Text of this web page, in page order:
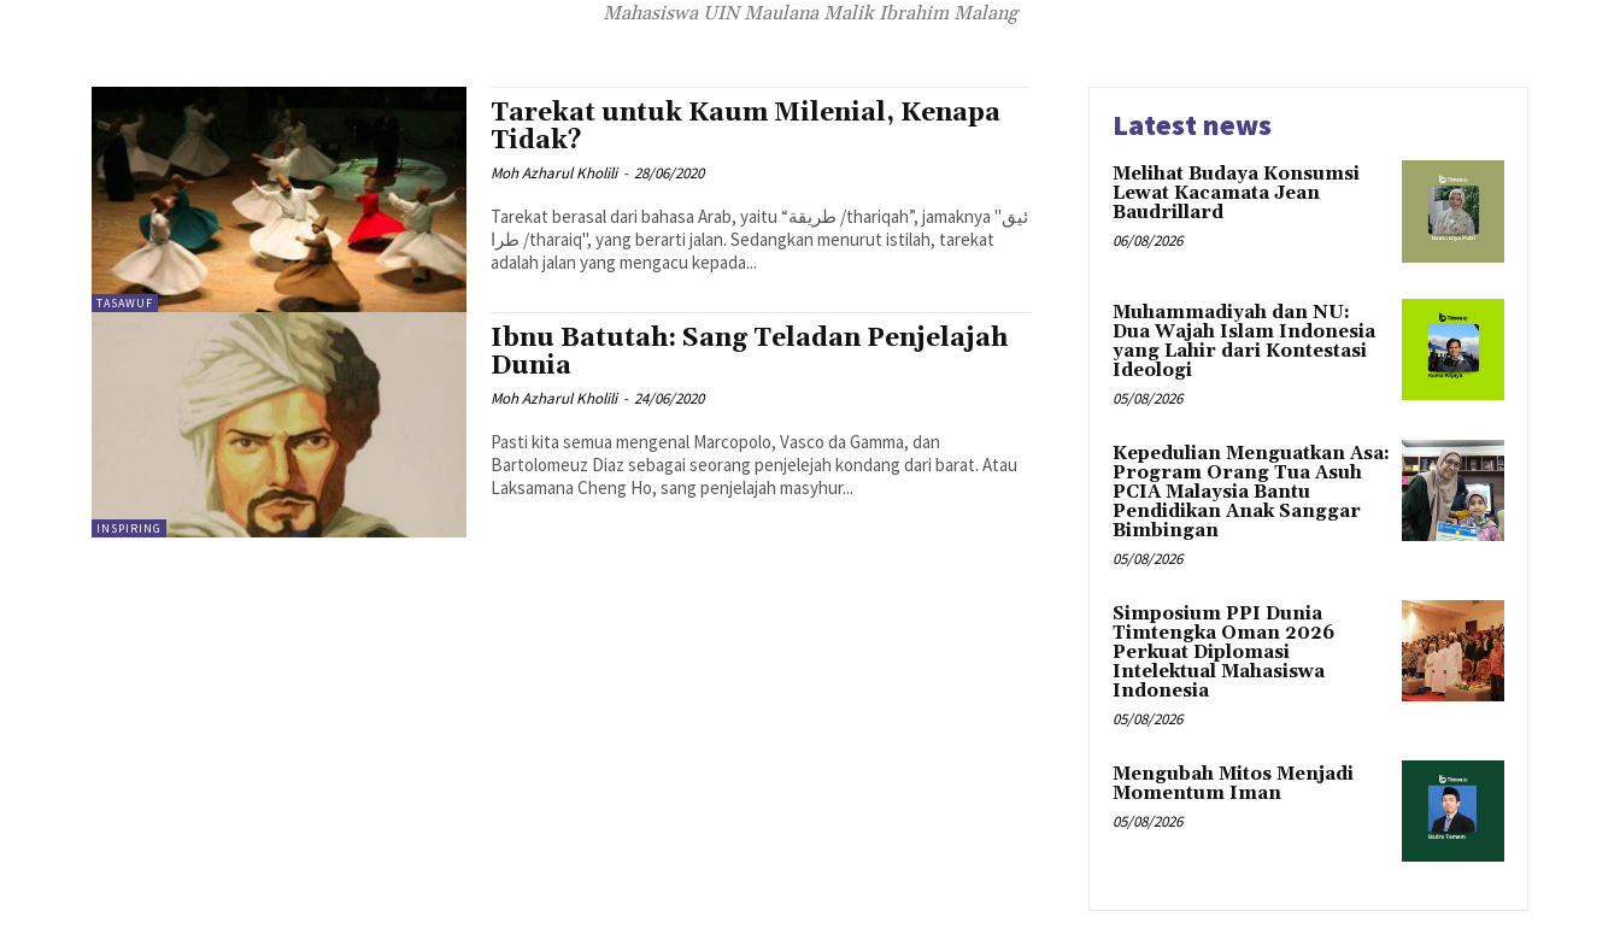
Mahasiswa UIN Maulana Malik Ibrahim Malang
TASAWUF
Tarekat untuk Kaum Milenial, Kenapa
Tidak?
Moh Azharul Kholili - 28/06/2020
Tarekat berasal dari bahasa Arab, yaitu “طريقة /thariqah”, jamaknya "ئيق
طرا /tharaiq", yang berarti jalan. Sedangkan menurut istilah, tarekat
adalah jalan yang mengacu kepada...
INSPIRING
Ibnu Batutah: Sang Teladan Penjelajah
Dunia
Moh Azharul Kholili - 24/06/2020
Pasti kita semua mengenal Marcopolo, Vasco da Gamma, dan
Bartolomeuz Diaz sebagai seorang penjelejah kondang dari barat. Atau
Laksamana Cheng Ho, sang penjelajah masyhur...
Latest news
Melihat Budaya Konsumsi
Lewat Kacamata Jean
Baudrillard
06/08/2026
Muhammadiyah dan NU:
Dua Wajah Islam Indonesia
yang Lahir dari Kontestasi
Ideologi
05/08/2026
Kepedulian Menguatkan Asa:
Program Orang Tua Asuh
PCIA Malaysia Bantu
Pendidikan Anak Sanggar
Bimbingan
05/08/2026
Simposium PPI Dunia
Timtengka Oman 2026
Perkuat Diplomasi
Intelektual Mahasiswa
Indonesia
05/08/2026
Mengubah Mitos Menjadi
Momentum Iman
05/08/2026